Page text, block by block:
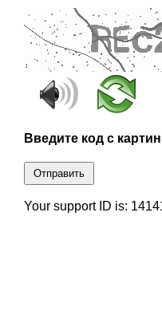
Введите код с
Отправить
Your support ID is: